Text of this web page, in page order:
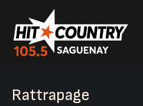
Rattrapage